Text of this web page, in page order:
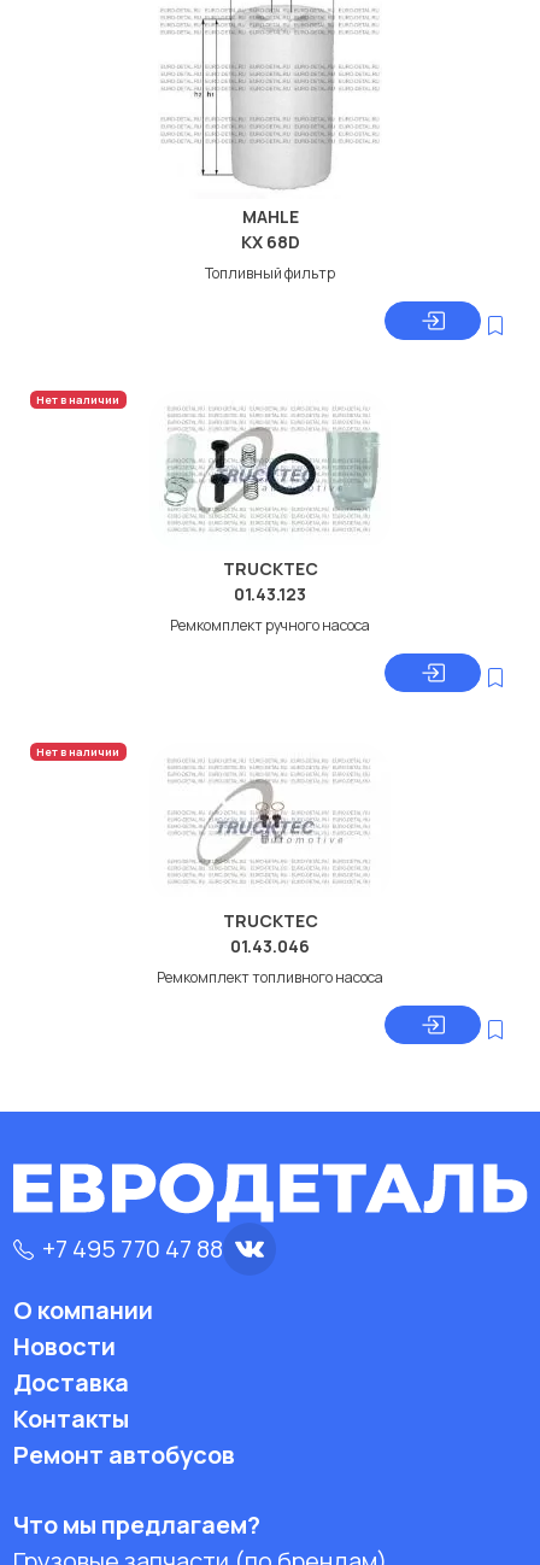
MAHLE
KX 68D
Топливный фильтр
Нет в наличии
TRUCKTEC
01.43.123
Ремкомплект ручного насоса
Нет в наличии
TRUCKTEC
01.43.046
Ремкомплект топливного насоса
+7 495 770 47 88
О компании
Новости
Доставка
Контакты
Ремонт автобусов
Что мы предлагаем?